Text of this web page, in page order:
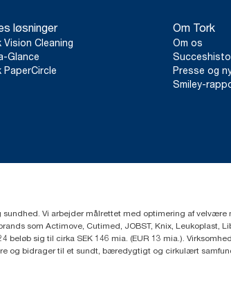
løsninger
Vision Cleaning
Glance
PaperCircle
Om Tork
Om os
Presse og
Smiley-
Vi arbejder målrettet med optimering af
som Actimove, Cutimed, JOBST, Knix, Leukoplast,
sig til cirka SEK 146 mia. (EUR 13 mia.).
og bidrager til et sundt, bæredygtigt og cirkulært